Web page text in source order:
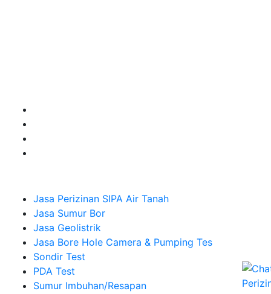
Jasa Perizinan SIPA Air Tanah
Jasa Sumur Bor
Jasa Geolistrik
Jasa Bore Hole Camera & Pumping Tes
Sondir Test
PDA Test
Sumur Imbuhan/Resapan